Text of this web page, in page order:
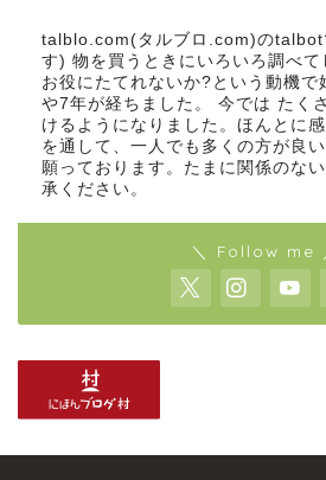
talblo.com(タルブロ.com)の
す) 物を買うときにいろいろ調べ
お役にたてれないか?という動機で
や7年が経ちました。 今では たく
けるようになりました。ほんとに
を通して、一人でも多くの方が良
願っております。たまに関係のな
承ください。
＼ Follow me